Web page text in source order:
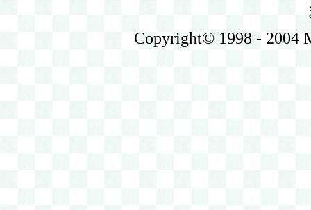
Copyright© 1998 - 2004